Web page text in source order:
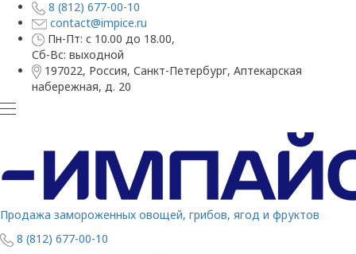
8 (812) 677-00-10
contact@impice.ru
Пн-Пт: с 10.00 до 18.00,
Сб-Вс: выходной
197022, Россия, Санкт-Петербург, Аптекарская
набережная, д. 20
Продажа замороженных овощей, грибов, ягод и фруктов
8 (812) 677-00-10